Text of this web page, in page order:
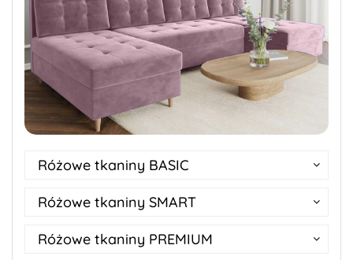
Różowe tkaniny BASIC
Różowe tkaniny SMART
Różowe tkaniny PREMIUM